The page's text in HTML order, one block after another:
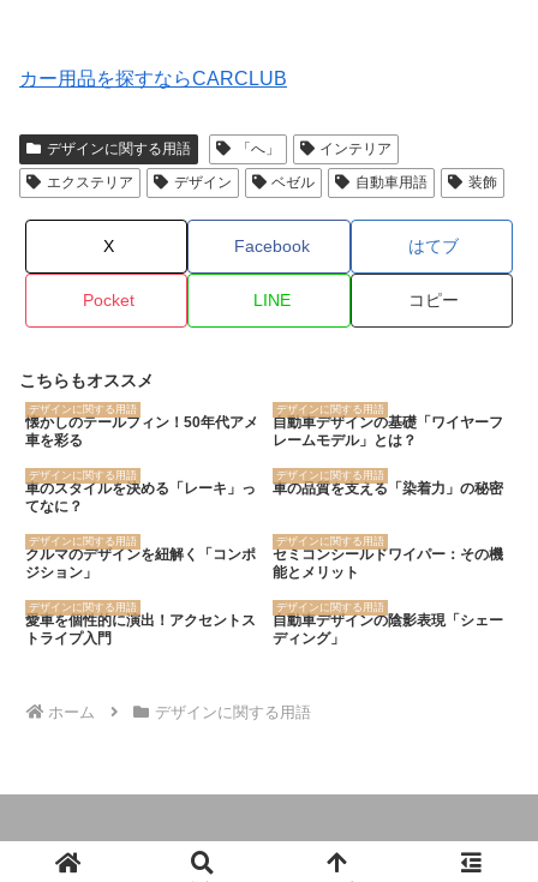
カー用品を探すならCARCLUB
デザインに関する用語 「へ」
インテリア
エクステリア
デザイン ベゼル 自動車用語 装飾
X Facebook はてブ
Pocket LINE コピー
こちらもオススメ
デザインに関する用語
懐かしのテールフィン！50年代アメ
車を彩る
デザインに関する用語
自動車デザインの基礎「ワイヤーフ
レームモデル」とは？
デザインに関する用語
車のスタイルを決める「レーキ」っ
てなに？
デザインに関する用語
車の品質を支える「染着力」の秘密
デザインに関する用語
クルマのデザインを紐解く「コンポ
ジション」
デザインに関する用語
セミコンシールドワイパー：その機
能とメリット
デザインに関する用語
愛車を個性的に演出！アクセントス
トライプ入門
デザインに関する用語
自動車デザインの陰影表現「シェー
ディング」
ホーム デザインに関する用語
© 2024 クルマの大辞典.